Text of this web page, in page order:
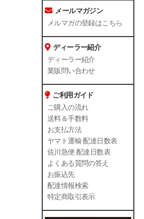
メールマガジン
メルマガの登録はこちら
ディーラー紹介
ディーラー紹介
業販問い合わせ
ご利用ガイド
ご購入の流れ
送料＆手数料
お支払方法
ヤマト運輸 配達日数表
佐川急便 配達日数表
よくある質問の答え
お振込先
配達情報検索
特定商取引表示